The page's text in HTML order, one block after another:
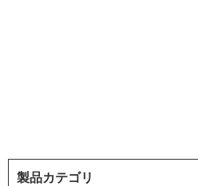
製品カテゴリ